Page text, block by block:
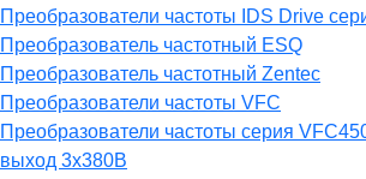
Преобразователи частоты IDS Drive
Преобразователь частотный ESQ
Преобразователь частотный Zentec
Преобразователи частоты VFC
Преобразователи частоты серия
выход 3х380В